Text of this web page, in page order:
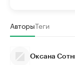
АвторыТеги
Оксана